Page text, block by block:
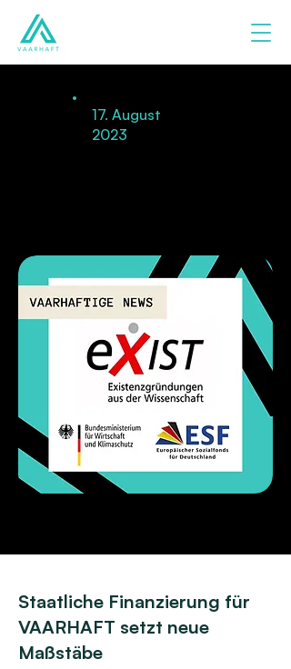
17. August
2023
Staatliche Finanzierung für
VAARHAFT setzt neue
Maßstäbe